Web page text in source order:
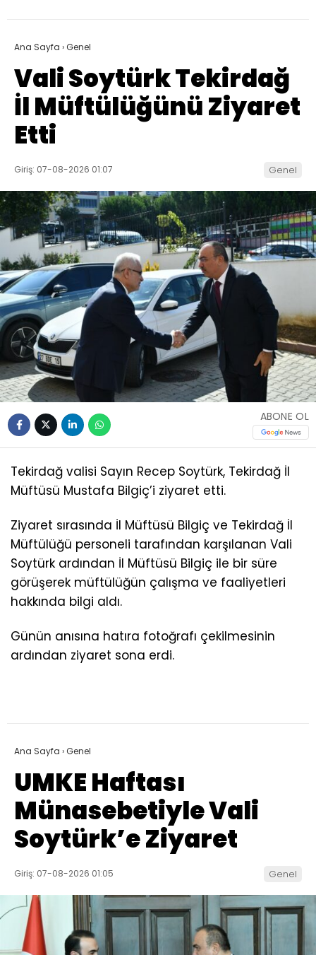
Ana Sayfa ›Genel
Vali Soytürk Tekirdağ
İl Müftülüğünü Ziyaret
Etti
Giriş: 07-08-2026 01:07 Genel
ABONE OL
Tekirdağ valisi Sayın Recep Soytürk, Tekirdağ İl
Müftüsü Mustafa Bilgiç’i ziyaret etti.
Ziyaret sırasında İl Müftüsü Bilgiç ve Tekirdağ İl
Müftülüğü personeli tarafından karşılanan Vali
Soytürk ardından İl Müftüsü Bilgiç ile bir süre
görüşerek müftülüğün çalışma ve faaliyetleri
hakkında bilgi aldı.
Günün anısına hatıra fotoğrafı çekilmesinin
ardından ziyaret sona erdi.
Ana Sayfa ›Genel
UMKE Haftası
Münasebetiyle Vali
Soytürk’e Ziyaret
Giriş: 07-08-2026 01:05 Genel